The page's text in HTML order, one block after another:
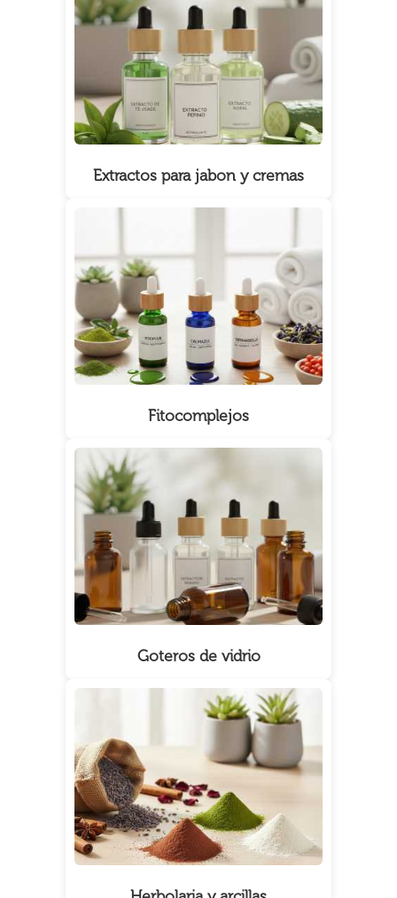
Extractos para jabon y cremas
Fitocomplejos
Goteros de vidrio